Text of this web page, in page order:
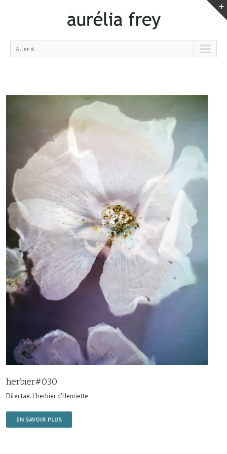
Aller à...
herbier#030
Dilectae. L'herbier d'Henriette
EN SAVOIR PLUS